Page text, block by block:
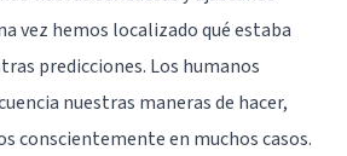
vez hemos localizado qué estaba
predicciones. Los humanos
nuestras maneras de hacer,
conscientemente en muchos casos.